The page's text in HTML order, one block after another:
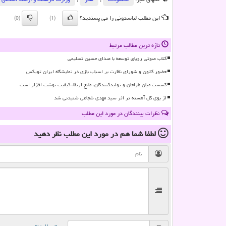
این مطلب لباسدونی را می پسندید؟
(1)
(0)
تازه ترین مطالب مرتبط
کتاب صوتی رویای توسعه با صدای حسین تسلیمی
حضور کانون و شورای نظارت بر اسباب بازی در نمایشگاه ایران تویکس
گسست میان طراحان و تولیدکنندگان، مانع ارتقاء کیفیت نوشت افزار است
از بوی گل آهسته تر اثر سید مهدی شجاعی شنیدنی شد
نظرات بینندگان در مورد این مطلب
لطفا شما همدر مورد این مطلبنظر دهید